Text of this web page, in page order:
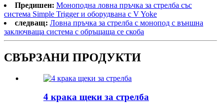
Предишен: Моноподна ловна пръчка за стрелба със
система Simple Trigger и оборудвана с V Yoke
следващ: Ловна пръчка за стрелба с монопод с външна
заключваща система с обръщаща се скоба
СВЪРЗАНИ ПРОДУКТИ
4 крака щеки за стрелба